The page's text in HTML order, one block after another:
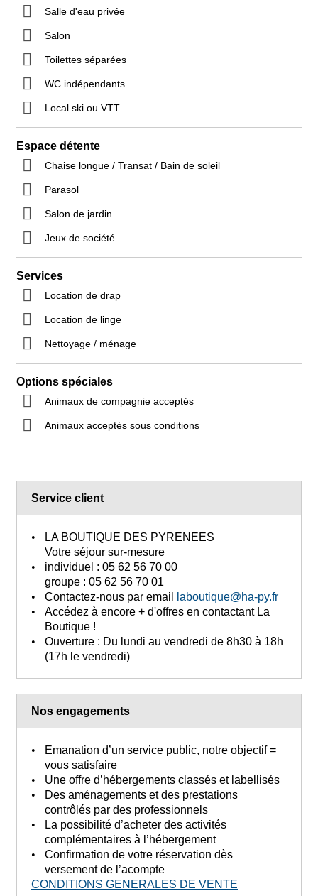
Salle d'eau privée
Salon
Toilettes séparées
WC indépendants
Local ski ou VTT
Espace détente
Chaise longue / Transat / Bain de soleil
Parasol
Salon de jardin
Jeux de société
Services
Location de drap
Location de linge
Nettoyage / ménage
Options spéciales
Animaux de compagnie acceptés
Animaux acceptés sous conditions
Service client
LA BOUTIQUE DES PYRENEES
Votre séjour sur-mesure
individuel :05 62 56 70 00
groupe :05 62 56 70 01
Contactez-nous par email
laboutique@ha-py.fr
Accédez à encore + d'offres en contactant La
Boutique !
Ouverture : Du lundi au vendredi de 8h30 à 18h
(17h le vendredi)
Nos engagements
Emanation d’un service public, notre objectif =
vous satisfaire
Une offre d’hébergements classés et labellisés
Des aménagements et des prestations
contrôlés par des professionnels
La possibilité d’acheter des activités
complémentaires à l’hébergement
Confirmation de votre réservation dès
versement de l’acompte
CONDITIONS GENERALES DE VENTE